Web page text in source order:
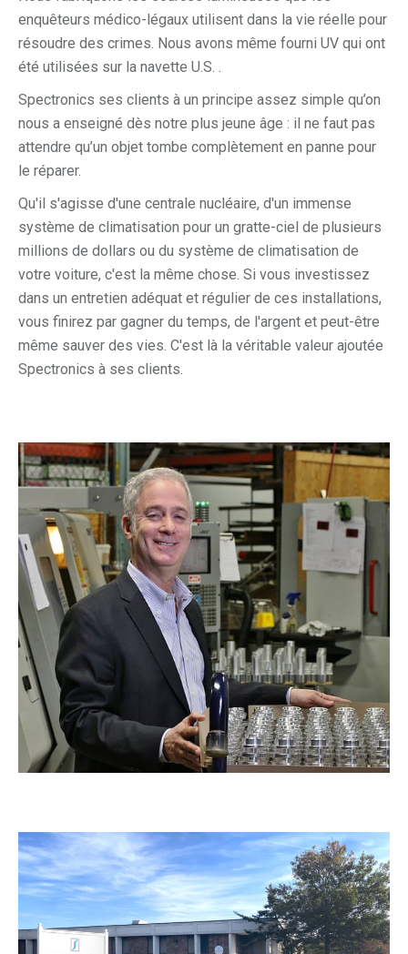
enquêteurs médico-légaux utilisent dans la vie réelle pour
résoudre des crimes. Nous avons même fourni UV qui ont
été utilisées sur la navette U.S. .
Spectronics ses clients à un principe assez simple qu’on
nous a enseigné dès notre plus jeune âge : il ne faut pas
attendre qu’un objet tombe complètement en panne pour
le réparer.
Qu'il s'agisse d'une centrale nucléaire, d'un immense
système de climatisation pour un gratte-ciel de plusieurs
millions de dollars ou du système de climatisation de
votre voiture, c'est la même chose. Si vous investissez
dans un entretien adéquat et régulier de ces installations,
vous finirez par gagner du temps, de l'argent et peut-être
même sauver des vies. C'est là la véritable valeur ajoutée
Spectronics à ses clients.